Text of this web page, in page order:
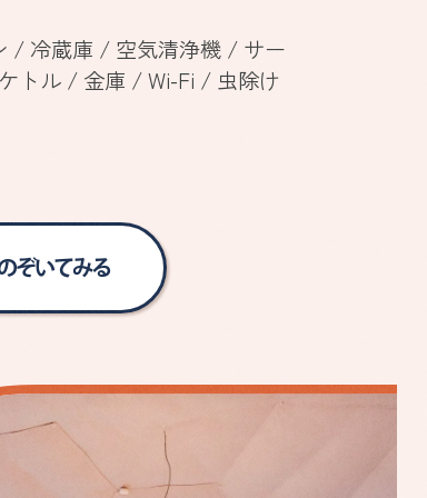
/ 冷蔵庫 / 空気清浄機 / サー
トル / 金庫 / Wi-Fi / 虫除け
ぞいてみる